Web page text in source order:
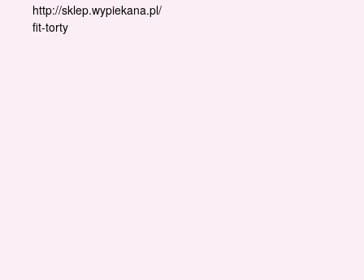
http://sklep.wypiekana.pl/
fit-torty